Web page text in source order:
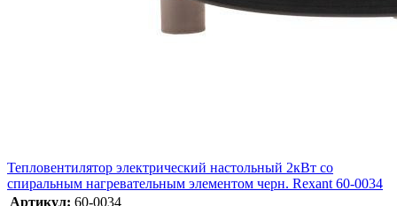
Тепловентилятор электрический настольный 2кВт со
спиральным нагревательным элементом черн. Rexant 60-0034
Артикул: 60-0034